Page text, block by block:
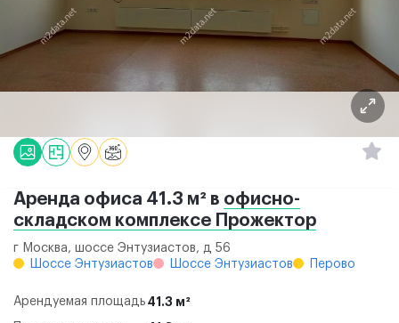
Аренда офиса 41.3 м² в офисно-
складском комплексе Прожектор
г Москва, шоссе Энтузиастов, д 56
Шоссе Энтузиастов
Шоссе Энтузиастов Перово
Арендуемая площадь 41.3 м²